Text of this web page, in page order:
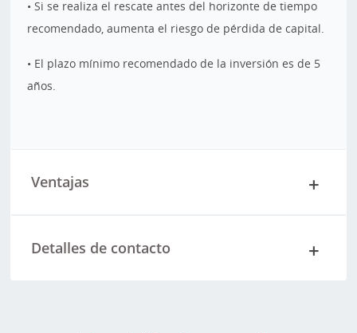
• Si se realiza el rescate antes del horizonte de tiempo
recomendado, aumenta el riesgo de pérdida de capital.
• El plazo mínimo recomendado de la inversión es de 5
años.
Ventajas
Detalles de contacto